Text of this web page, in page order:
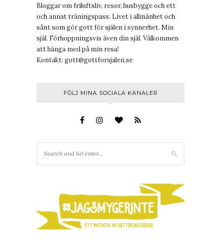
Bloggar om friluftsliv, resor, husbygge och ett
och annat träningspass. Livet i allmänhet och
sånt som gör gott för själen i synnerhet. Min
själ. Förhoppningsvis även din själ. Välkommen
att hänga med på min resa!
Kontakt: gott@gottforsjalen.se
FÖLJ MINA SOCIALA KANALER